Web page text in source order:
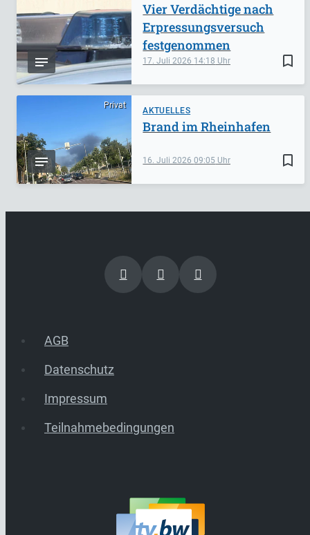
bookmark_border
17. Juli 2026 14:18
Vier Verdächtige nach
Erpressungsversuch
festgenommen
Privat
AKTUELLES
bookmark_border
16. Juli 202609:05
Brand im Rheinhafen
AGB
Datenschutz
Impressum
Teilnahmebedingungen